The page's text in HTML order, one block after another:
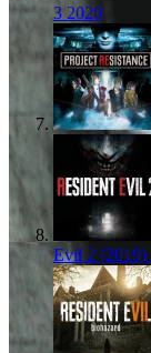
3 2020
Evil 2 (2019)